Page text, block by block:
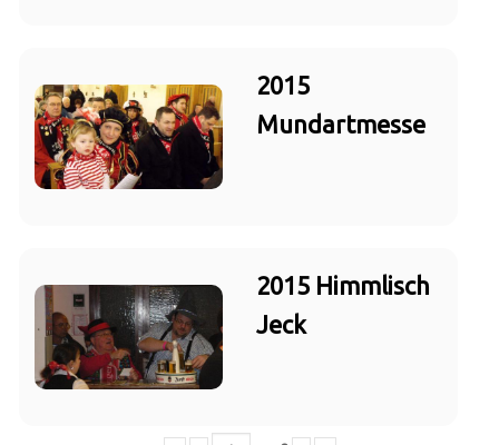
2015
Mundartmesse
2015 Himmlisch
Jeck